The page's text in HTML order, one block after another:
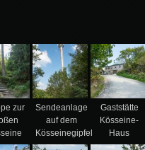
zur
Sendeanlage
auf dem
Kösseinegipfel
Gaststätte
Kösseine-
Haus